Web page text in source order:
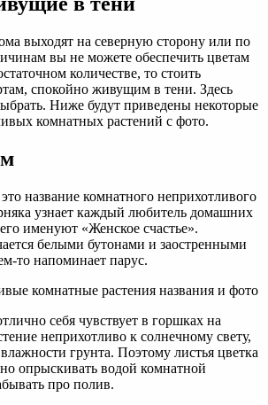
выходят на северную сторону или по
вы не можете обеспечить цветам
количестве, то стоить
спокойно живущим в тени. Здесь
Ниже будут приведены некоторые
комнатных растений с фото.
название комнатного неприхотливого
узнает каждый любитель домашних
именуют «Женское счастье».
белыми бутонами и заостренными
то напоминает парус.
себя чувствует в горшках на
неприхотливо к солнечному свету,
грунта. Поэтому листья цветка
опрыскивать водой комнатной
про полив.